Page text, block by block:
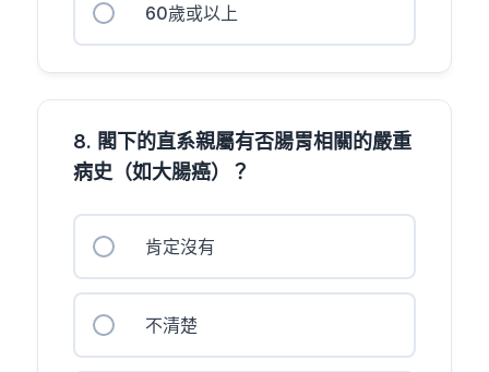
60歲或以上
8. 閣下的直系親屬有否腸胃相關的嚴重
病史（如大腸癌）？
肯定沒有
不清楚